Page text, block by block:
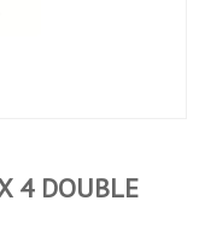
4 DOUBLE